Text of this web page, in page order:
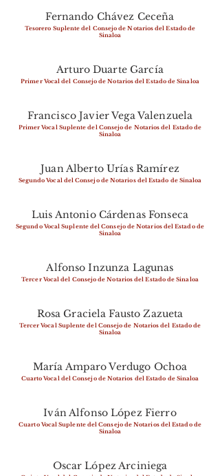
Fernando Chávez Ceceña
Tesorero Suplente del Consejo de Notarios del Estado de
Sinaloa
Arturo Duarte García
Primer Vocal del Consejo de Notarios del Estado de Sinaloa
Francisco Javier Vega Valenzuela
Primer Vocal Suplente del Consejo de Notarios del Estado de
Sinaloa
Juan Alberto Urías Ramírez
Segundo Vocal del Consejo de Notarios del Estado de Sinaloa
Luis Antonio Cárdenas Fonseca
Segundo Vocal Suplente del Consejo de Notarios del Estado de
Sinaloa
Alfonso Inzunza Lagunas
Tercer Vocal del Consejo de Notarios del Estado de Sinaloa
Rosa Graciela Fausto Zazueta
Tercer Vocal Suplente del Consejo de Notarios del Estado de
Sinaloa
María Amparo Verdugo Ochoa
Cuarto Vocal del Consejo de Notarios del Estado de Sinaloa
Iván Alfonso López Fierro
Cuarto Vocal Suplente del Consejo de Notarios del Estado de
Sinaloa
Oscar López Arciniega